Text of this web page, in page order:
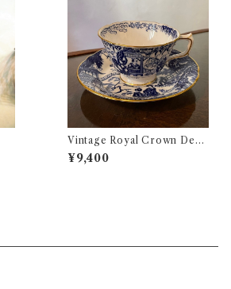
Vintage Royal Crown Derb
y | Blue and White Mikado |
カップ＆ソーサ―
¥9,400